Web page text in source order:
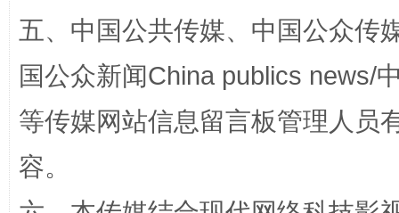
五、中国公共传媒、中国公众传
国公众新闻China publics news/
等传媒网站信息留言板管理人员
容。